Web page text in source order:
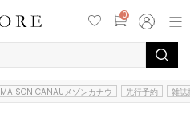
0
MAISON CANAUメゾンカナウ 先行予約 雑誌